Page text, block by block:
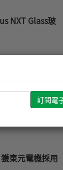
NXT Glass玻
功耗STM32
功耗MEMS加
東元電機採用